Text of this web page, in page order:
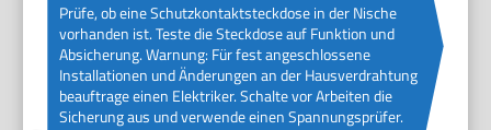
Prüfe, ob eine Schutzkontaktsteckdose in der Nische
vorhanden ist. Teste die Steckdose auf Funktion und
Absicherung. Warnung: Für fest angeschlossene
Installationen und Änderungen an der Hausverdrahtung
beauftrage einen Elektriker. Schalte vor Arbeiten die
Sicherung aus und verwende einen Spannungsprüfer.